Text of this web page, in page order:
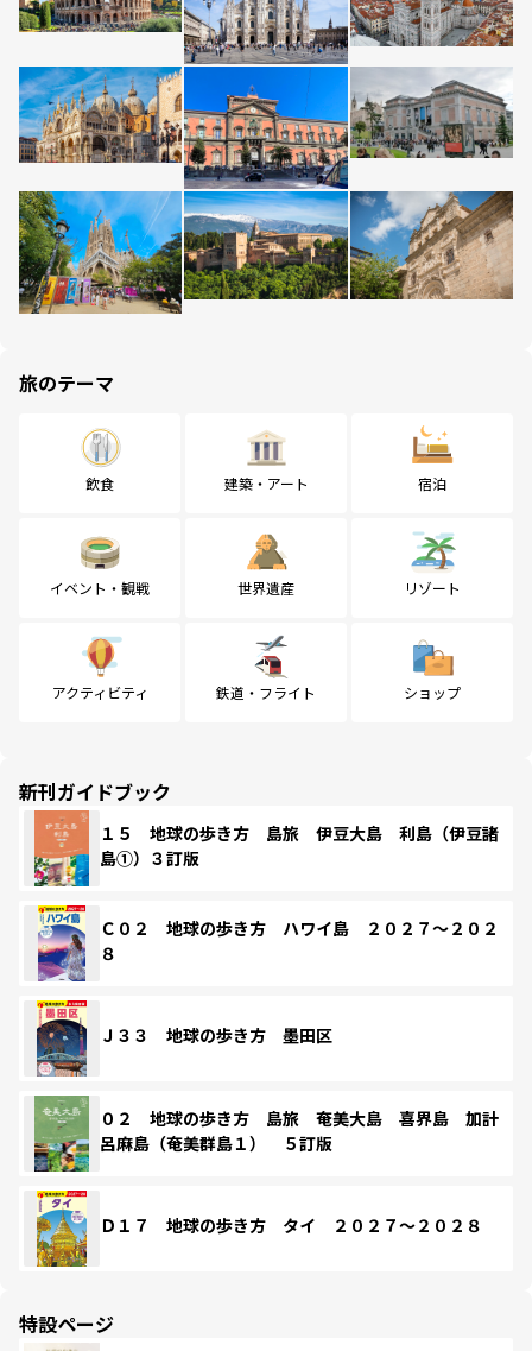
旅のテーマ
飲食 建築・アート 宿泊
イベント・観戦 世界遺産 リゾート
アクティビティ 鉄道・フライト ショップ
新刊ガイドブック
１５ 地球の歩き方 島旅 伊豆大島 利島（伊豆諸
島①）３訂版
Ｃ０２ 地球の歩き方 ハワイ島 ２０２７～２０２
８
Ｊ３３ 地球の歩き方 墨田区
０２ 地球の歩き方 島旅 奄美大島 喜界島 加計
呂麻島（奄美群島１） ５訂版
Ｄ１７ 地球の歩き方 タイ ２０２７～２０２８
特設ページ